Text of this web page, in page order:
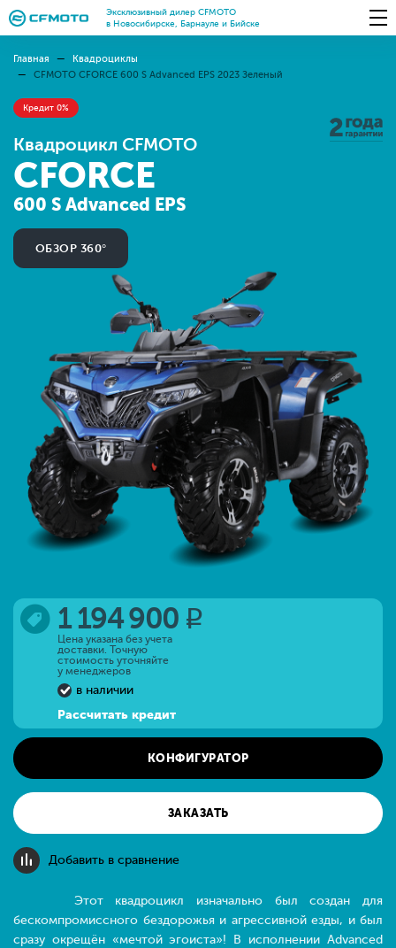
Эксклюзивный дилер CFMOTO
в Новосибирске, Барнауле и Бийске
Главная
Квадроциклы
CFMOTO CFORCE 600 S Advanced EPS 2023 Зеленый
Кредит 0%
Квадроцикл CFMOTO
CFORCE
600 S Advanced EPS
1 194 900 q
Цена указана без учета
доставки. Точную
стоимость уточняйте
у менеджеров
в наличии
Рассчитать кредит
ОБЗОР 360°
КОНФИГУРАТОР
ЗАКАЗАТЬ
Добавить в сравнение
Этот квадроцикл изначально был создан для
бескомпромиссного бездорожья и агрессивной езды, и был
сразу окрещён «мечтой эгоиста»! В исполнении Advanced